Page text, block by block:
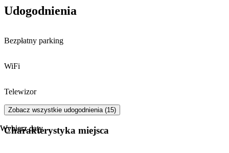
właściciel :)
Wybierz daty
Wybierz daty
Udogodnienia
Bezpłatny parking
WiFi
Telewizor
Zobacz wszystkie udogodnienia (15)
Charakterystyka miejsca